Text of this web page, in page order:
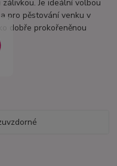
Je ideální volbou
pro pěstování venku v
dobře prokořeněnou